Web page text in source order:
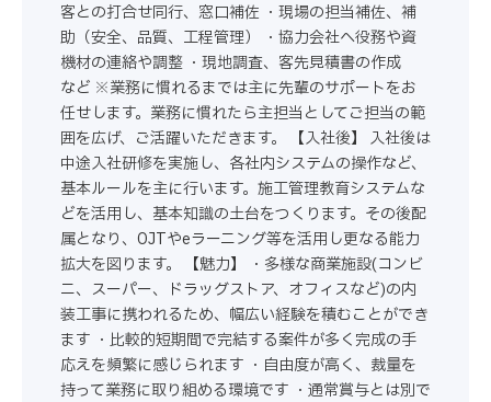
客との打合せ同行、窓口補佐 ・現場の担当補佐、補
助（安全、品質、工程管理） ・協力会社へ役務や資
機材の連絡や調整 ・現地調査、客先見積書の作成
など ※業務に慣れるまでは主に先輩のサポートをお
任せします。業務に慣れたら主担当としてご担当の範
囲を広げ、ご活躍いただきます。 【入社後】 入社後は
中途入社研修を実施し、各社内システムの操作など、
基本ルールを主に行います。施工管理教育システムな
どを活用し、基本知識の土台をつくります。その後配
属となり、OJTやeラーニング等を活用し更なる能力
拡大を図ります。 【魅力】 ・多様な商業施設(コンビ
ニ、スーパー、ドラッグストア、オフィスなど)の内
装工事に携われるため、幅広い経験を積むことができ
ます ・比較的短期間で完結する案件が多く完成の手
応えを頻繁に感じられます ・自由度が高く、裁量を
持って業務に取り組める環境です ・通常賞与とは別で